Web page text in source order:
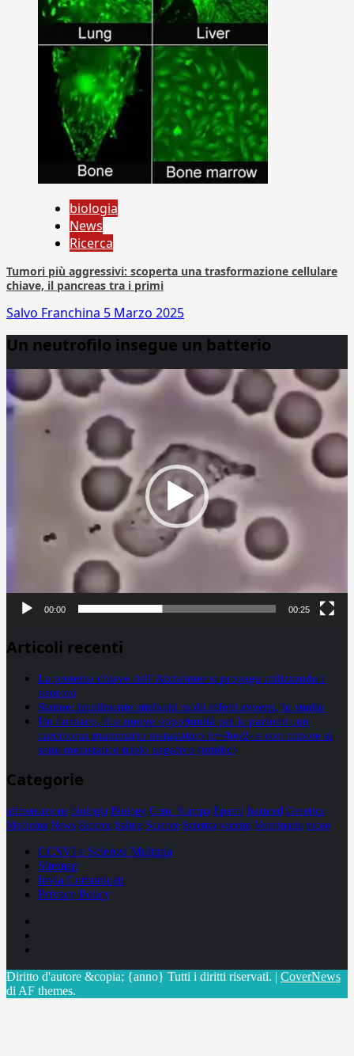
biologia
News
Ricerca
Tumori più aggressivi: scoperta una trasformazione cellulare
chiave, il pancreas tra i primi
Salvo Franchina 5 Marzo 2025
Un neutrofilo insegue un batterio
Player
00:00 00:25
Articoli recenti
La proteina chiave dell’Alzheimer si propaga utilizzando i
neuroni
Statine: inutilmente attribuiti molti effetti avversi, lo studio
Un farmaco, due nuove opportunità per le pazienti con
carcinoma mammario metastatico hr+/her2- e con tumore al
seno metastatico triplo negativo (mtnbc)
Categorie
alimentazione biologia Biology Com. Stampa Epatiti featured Genetica
Medicina News Ricerca Salute Science Scienza vaccini Veterinaria video
CCSVI e Sclerosi Multipla
Sitemap
Invia Comunicati
Privacy Policy
Diritto d'autore &copia; {anno} Tutti i diritti riservati. | CoverNews
di AF themes.